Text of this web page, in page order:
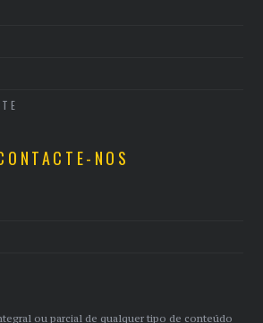
NOS
ou parcial de qualquer tipo de conteúdo